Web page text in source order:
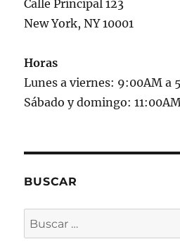
Calle Principal 123
New York, NY 10001
Horas
Lunes a viernes: 9:00AM a
Sábado y domingo:
BUSCAR
Buscar
por: